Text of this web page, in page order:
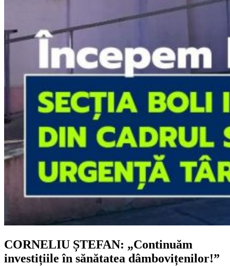
CORNELIU ȘTEFAN: „Continuăm
investițiile în sănătatea dâmbovițenilor!”